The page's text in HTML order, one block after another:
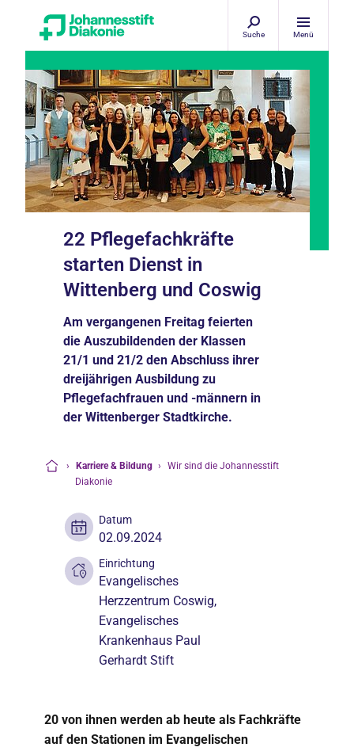
Suche Menü
22 Pflegefachkräfte
starten Dienst in
Wittenberg und Coswig
Am vergangenen Freitag feierten
die Auszubildenden der Klassen
21/1 und 21/2 den Abschluss ihrer
dreijährigen Ausbildung zu
Pflegefachfrauen und -männern in
der Wittenberger Stadtkirche.
› Karriere & Bildung ›
Wir sind die Johannesstift
Diakonie
Datum
02.09.2024
Einrichtung
Evangelisches
Herzzentrum Coswig,
Evangelisches
Krankenhaus Paul
Gerhardt Stift
20 von ihnen werden ab heute als Fachkräfte
auf den Stationen im Evangelischen